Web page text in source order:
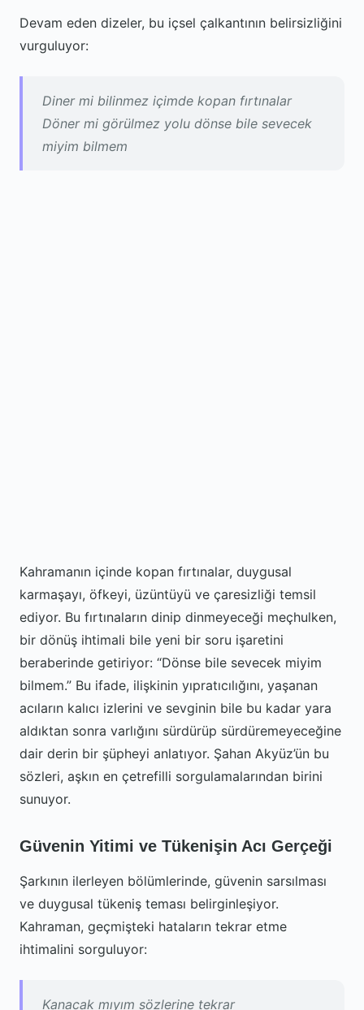
Devam eden dizeler, bu içsel çalkantının belirsizliğini
vurguluyor:
Diner mi bilinmez içimde kopan fırtınalar
Döner mi görülmez yolu dönse bile sevecek
miyim bilmem
Kahramanın içinde kopan fırtınalar, duygusal
karmaşayı, öfkeyi, üzüntüyü ve çaresizliği temsil
ediyor. Bu fırtınaların dinip dinmeyeceği meçhulken,
bir dönüş ihtimali bile yeni bir soru işaretini
beraberinde getiriyor: “Dönse bile sevecek miyim
bilmem.” Bu ifade, ilişkinin yıpratıcılığını, yaşanan
acıların kalıcı izlerini ve sevginin bile bu kadar yara
aldıktan sonra varlığını sürdürüp sürdüremeyeceğine
dair derin bir şüpheyi anlatıyor. Şahan Akyüz’ün bu
sözleri, aşkın en çetrefilli sorgulamalarından birini
sunuyor.
Güvenin Yitimi ve Tükenişin Acı Gerçeği
Şarkının ilerleyen bölümlerinde, güvenin sarsılması
ve duygusal tükeniş teması belirginleşiyor.
Kahraman, geçmişteki hataların tekrar etme
ihtimalini sorguluyor:
Kanacak mıyım sözlerine tekrar